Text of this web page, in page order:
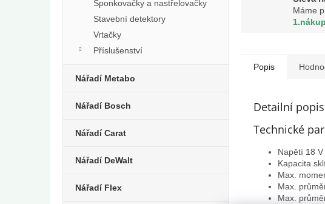
Sponkovačky a nastřelovačky
Stavební detektory
Vrtačky
Příslušenství
Nářadí Metabo
Nářadí Bosch
Nářadí Carat
Nářadí DeWalt
Nářadí Flex
Máme
1.nákup
Popis
Detailní
Technické
Napětí 18 V
Kapacita
Max.
Max.
Max.